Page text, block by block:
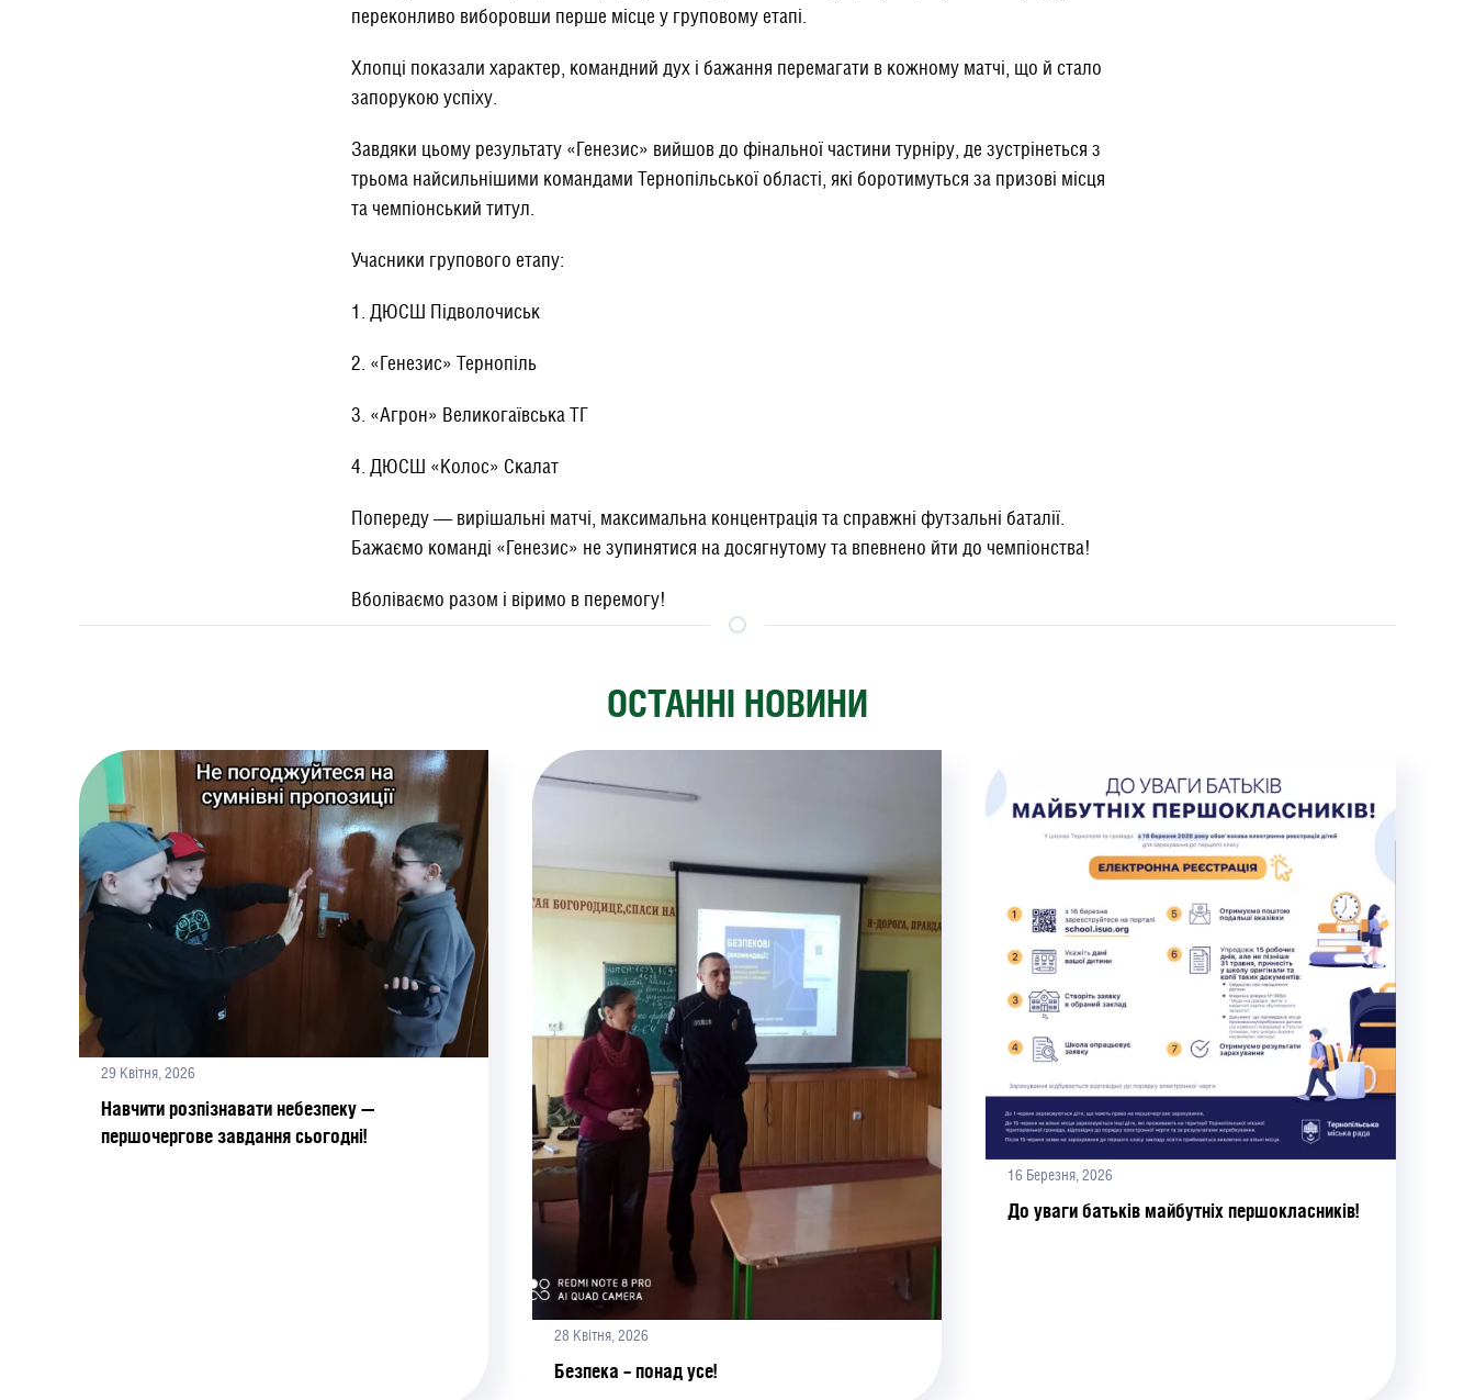
переконливо виборовши перше місце у груповому етапі.
Хлопці показали характер, командний дух і бажання перемагати в кожному матчі, що й стало
запорукою успіху.
Завдяки цьому результату «Генезис» вийшов до фінальної частини турніру, де зустрінеться з
трьома найсильнішими командами Тернопільської області, які боротимуться за призові місця
та чемпіонський титул.
Учасники групового етапу:
1. ДЮСШ Підволочиськ
2. «Генезис» Тернопіль
3. «Агрон» Великогаївська ТГ
4. ДЮСШ «Колос» Скалат
Попереду — вирішальні матчі, максимальна концентрація та справжні футзальні баталії.
Бажаємо команді «Генезис» не зупинятися на досягнутому та впевнено йти до чемпіонства!
Вболіваємо разом і віримо в перемогу!
ОСТАННІ НОВИНИ
29 Квітня, 2026
Навчити розпізнавати небезпеку —
першочергове завдання сьогодні!
28 Квітня, 2026
Безпека – понад усе!
16 Березня, 2026
До уваги батьків майбутніх першокласників!